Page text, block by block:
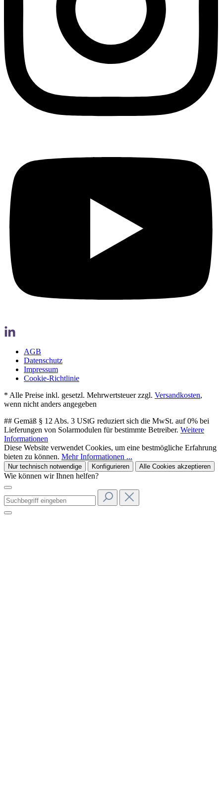
AGB
Datenschutz
Impressum
Cookie-Richtlinie
* Alle Preise inkl. gesetzl. Mehrwertsteuer zzgl. Versandkosten,
wenn nicht anders angegeben
## Gemäß § 12 Abs. 3 UStG reduziert sich die MwSt. auf 0% bei
Lieferungen von Solarmodulen für bestimmte Betreiber. Weitere
Informationen
Diese Website verwendet Cookies, um eine bestmögliche Erfahrung
bieten zu können. Mehr Informationen ...
Nur technisch notwendige Konfigurieren Alle Cookies akzeptieren
Wie können wir Ihnen helfen?